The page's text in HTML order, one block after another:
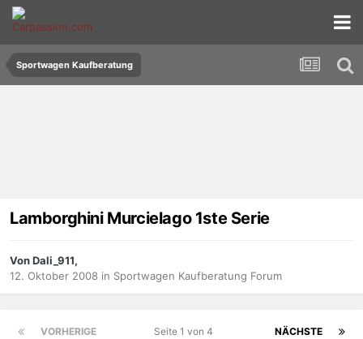
Sportwagen Kaufberatung
Lamborghini Murcielago 1ste Serie
Von Dali_911,
12. Oktober 2008 in Sportwagen Kaufberatung Forum
VORHERIGE NÄCHSTE
Seite 1 von 4